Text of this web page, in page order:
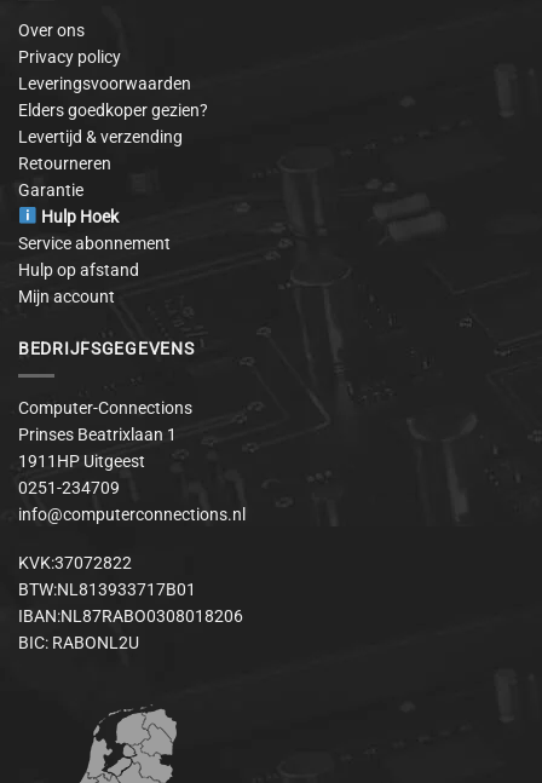
Over ons
Privacy policy
Leveringsvoorwaarden
Elders goedkoper gezien?
Levertijd & verzending
Retourneren
Garantie
Hulp Hoek
Service abonnement
Hulp op afstand
Mijn account
BEDRIJFSGEGEVENS
Computer-Connections
Prinses Beatrixlaan 1
1911HP Uitgeest
0251-234709
info@computerconnections.nl
KVK:37072822
BTW:NL813933717B01
IBAN:NL87RABO0308018206
BIC: RABONL2U